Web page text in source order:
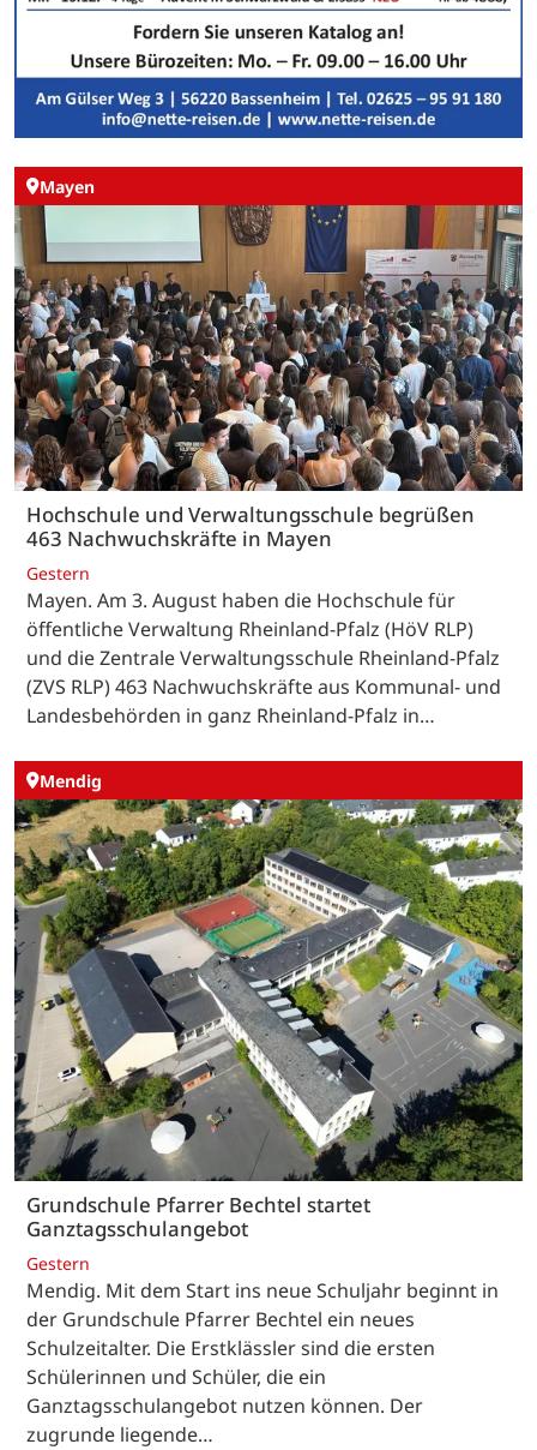
Mayen
Hochschule und Verwaltungsschule begrüßen
463 Nachwuchskräfte in Mayen
Gestern
Mayen. Am 3. August haben die Hochschule für
öffentliche Verwaltung Rheinland-Pfalz (HöV RLP)
und die Zentrale Verwaltungsschule Rheinland-Pfalz
(ZVS RLP) 463 Nachwuchskräfte aus Kommunal- und
Landesbehörden in ganz Rheinland-Pfalz in…
Mendig
Grundschule Pfarrer Bechtel startet
Ganztagsschulangebot
Gestern
Mendig. Mit dem Start ins neue Schuljahr beginnt in
der Grundschule Pfarrer Bechtel ein neues
Schulzeitalter. Die Erstklässler sind die ersten
Schülerinnen und Schüler, die ein
Ganztagsschulangebot nutzen können. Der
zugrunde liegende…